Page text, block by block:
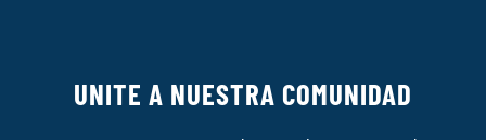
UNITE A NUESTRA COMUNIDAD